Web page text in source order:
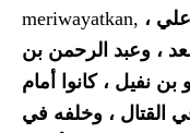
meriwayatkan, ،
، وعبد الرحمن بن
نفيل ، كانوا أمام
القتال ، وخلفه في